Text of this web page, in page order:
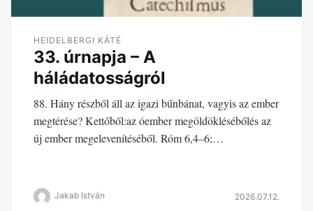
HEIDELBERGI KÁTÉ
33. úrnapja – A
háládatosságról
88. Hány részből áll az igazi bűnbánat, vagyis az ember
megtérése? Kettőből:az óember megöldöklésébőlés az
új ember megelevenítéséből. Róm 6,4–6;…
Jakab István 2026.07.12.